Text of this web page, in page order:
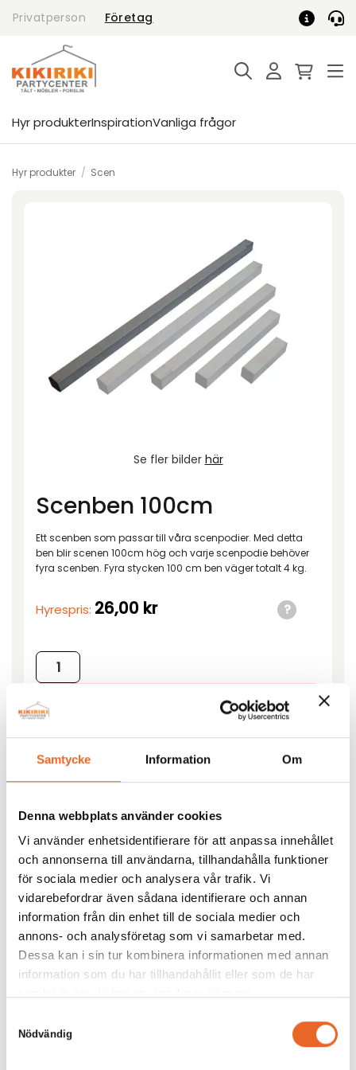
Samtycke Information Om
Denna webbplats använder cookies
Vi använder enhetsidentifierare för att anpassa innehållet
och annonserna till användarna, tillhandahålla funktioner
för sociala medier och analysera vår trafik. Vi
vidarebefordrar även sådana identifierare och annan
information från din enhet till de sociala medier och
annons- och analysföretag som vi samarbetar med.
Dessa kan i sin tur kombinera informationen med annan
information som du har tillhandahållit eller som de har
Nödvändig
Privatperson Företag
Hyr produkterInspirationVanliga frågor
Hyr produkter / Scen
Se fler bilder här
Scenben 100cm
Ett scenben som passar till våra scenpodier. Med detta
ben blir scenen 100cm hög och varje scenpodie behöver
fyra scenben. Fyra stycken 100 cm ben väger totalt 4 kg.
Hyrespris: 26,00 kr
Scenben 100cm mängd
Lägg till i förfrågan
Andra köpte även till
Bildgalleri för denna produkt
Det är tyvärr tomt här för tillfället.